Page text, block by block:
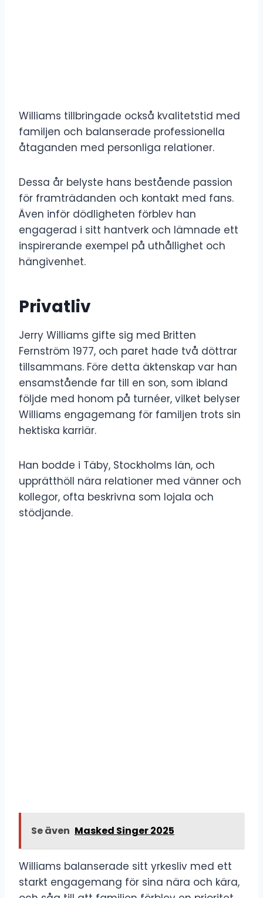
Williams tillbringade också kvalitetstid med
familjen och balanserade professionella
åtaganden med personliga relationer.
Dessa år belyste hans bestående passion
för framträdanden och kontakt med fans.
Även inför dödligheten förblev han
engagerad i sitt hantverk och lämnade ett
inspirerande exempel på uthållighet och
hängivenhet.
Privatliv
Jerry Williams gifte sig med Britten
Fernström 1977, och paret hade två döttrar
tillsammans. Före detta äktenskap var han
ensamstående far till en son, som ibland
följde med honom på turnéer, vilket belyser
Williams engagemang för familjen trots sin
hektiska karriär.
Han bodde i Täby, Stockholms län, och
upprätthöll nära relationer med vänner och
kollegor, ofta beskrivna som lojala och
stödjande.
Se även Masked Singer 2025
Williams balanserade sitt yrkesliv med ett
starkt engagemang för sina nära och kära,